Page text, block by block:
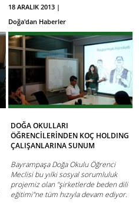
18 ARALIK 2013 |
Doğa'dan Haberler
DOĞA OKULLARI
ÖĞRENCİLERİNDEN KOÇ HOLDING
ÇALIŞANLARINA SUNUM
Bayrampaşa Doğa Okulu Öğrenci
Meclisi bu yılki sosyal sorumluluk
projemiz olan "şirketlerde beden dili
eğitimi"ne tüm hızıyla devam ediyor.